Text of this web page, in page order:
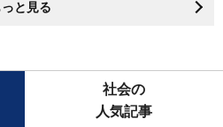
っと見る
社会の
人気記事